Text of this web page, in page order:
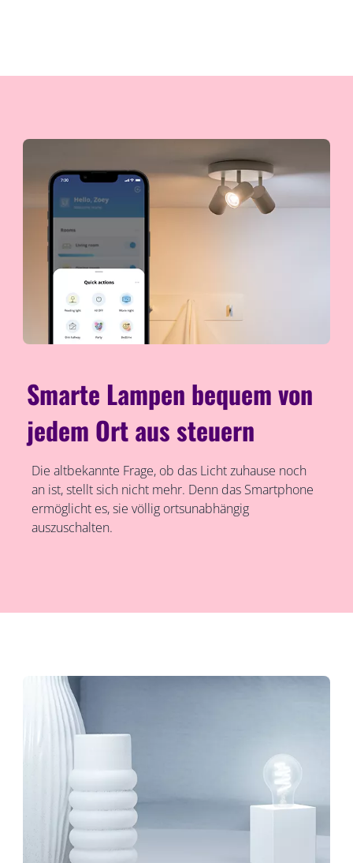
Smarte Lampen bequem von
jedem Ort aus steuern
Die altbekannte Frage, ob das Licht zuhause noch
an ist, stellt sich nicht mehr. Denn das Smartphone
ermöglicht es, sie völlig ortsunabhängig
auszuschalten.